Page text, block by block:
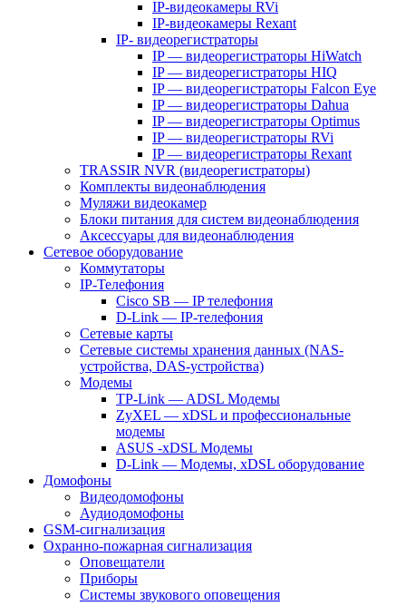
IP-видеокамеры RVi
IP-видеокамеры Rexant
IP- видеорегистраторы
IP — видеорегистраторы HiWatch
IP — видеорегистраторы HIQ
IP — видеорегистраторы Falcon Eye
IP — видеорегистраторы Dahua
IP — видеорегистраторы Optimus
IP — видеорегистраторы RVi
IP — видеорегистраторы Rexant
TRASSIR NVR (видеорегистраторы)
Комплекты видеонаблюдения
Муляжи видеокамер
Блоки питания для систем видеонаблюдения
Аксессуары для видеонаблюдения
Сетевое оборудование
Коммутаторы
IP-Телефония
Cisco SB — IP телефония
D-Link — IP-телефония
Сетевые карты
Сетевые системы хранения данных (NAS-
устройства, DAS-устройства)
Модемы
TP-Link — ADSL Модемы
ZyXEL — xDSL и профессиональные
модемы
ASUS -xDSL Модемы
D-Link — Модемы, xDSL оборудование
Домофоны
Видеодомофоны
Аудиодомофоны
GSM-сигнализация
Охранно-пожарная сигнализация
Оповещатели
Приборы
Системы звукового оповещения